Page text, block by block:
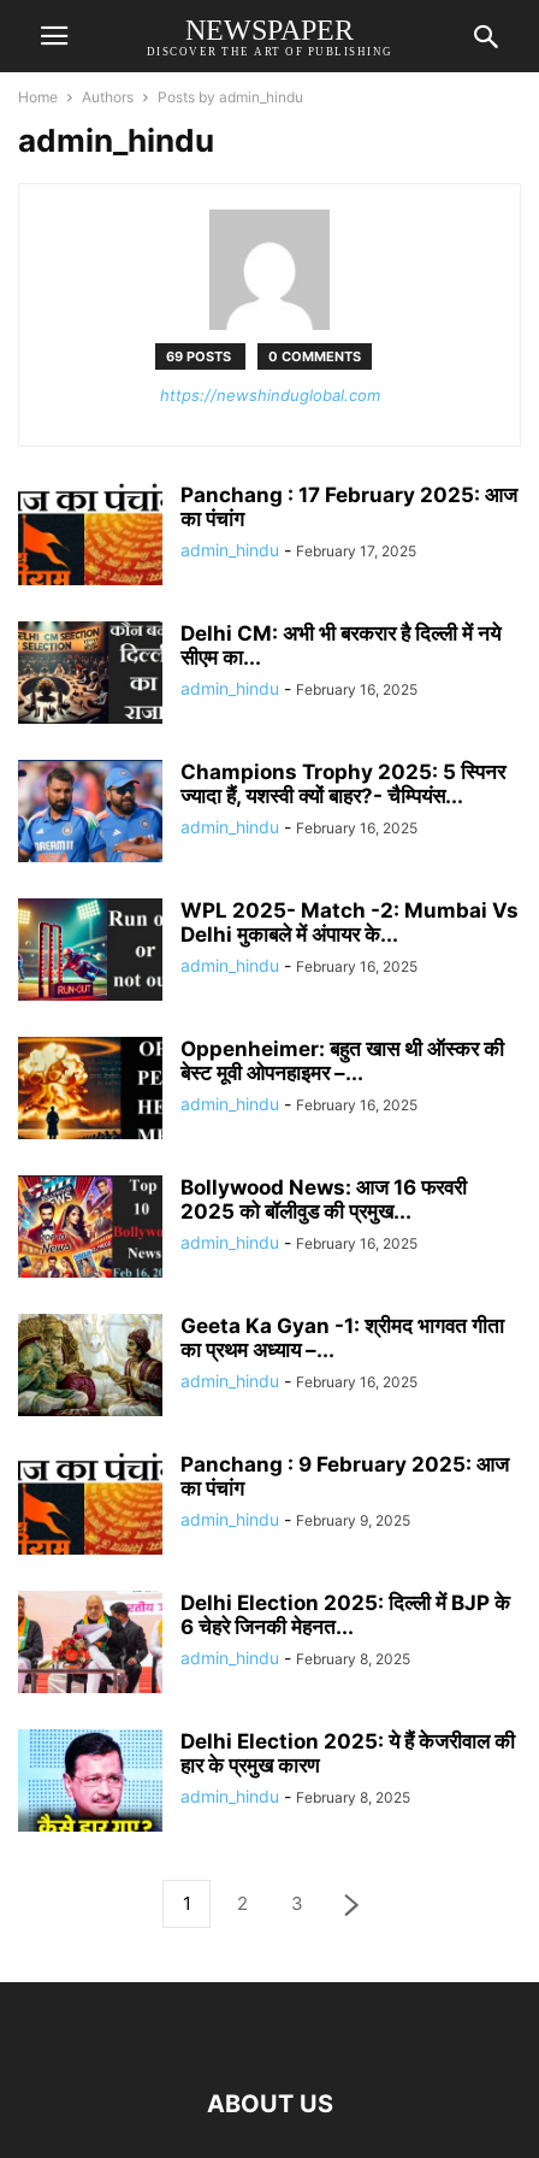
NEWSPAPER
DISCOVER THE ART OF PUBLISHING
Home Authors Posts by admin_hindu
admin_hindu
69 POSTS 0 COMMENTS
https://newshinduglobal.com
Panchang : 17 February 2025: आज
का पंचांग
admin_hindu - February 17, 2025
Delhi CM: अभी भी बरकरार है दिल्ली में नये
सीएम का...
admin_hindu - February 16, 2025
Champions Trophy 2025: 5 स्प‍िनर
ज्यादा हैं, यशस्वी क्यों बाहर?- चैम्प‍ियंस...
admin_hindu - February 16, 2025
WPL 2025- Match -2: Mumbai Vs
Delhi मुकाबले में अंपायर के...
admin_hindu - February 16, 2025
Oppenheimer: बहुत खास थी ऑस्कर की
बेस्ट मूवी ओपनहाइमर –...
admin_hindu - February 16, 2025
Bollywood News: आज 16 फरवरी
2025 को बॉलीवुड की प्रमुख...
admin_hindu - February 16, 2025
Geeta Ka Gyan -1: श्रीमद भागवत गीता
का प्रथम अध्याय –...
admin_hindu - February 16, 2025
Panchang : 9 February 2025: आज
का पंचांग
admin_hindu - February 9, 2025
Delhi Election 2025: दिल्ली में BJP के
6 चेहरे जिनकी मेहनत...
admin_hindu - February 8, 2025
Delhi Election 2025: ये हैं केजरीवाल की
हार के प्रमुख कारण
admin_hindu - February 8, 2025
1 2 3
ABOUT US